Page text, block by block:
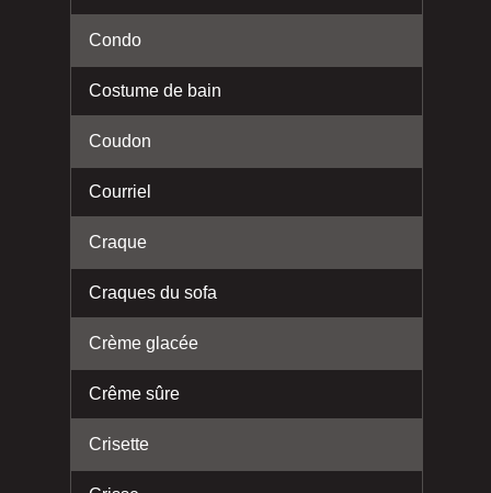
Condo
Costume de bain
Coudon
Courriel
Craque
Craques du sofa
Crème glacée
Crême sûre
Crisette